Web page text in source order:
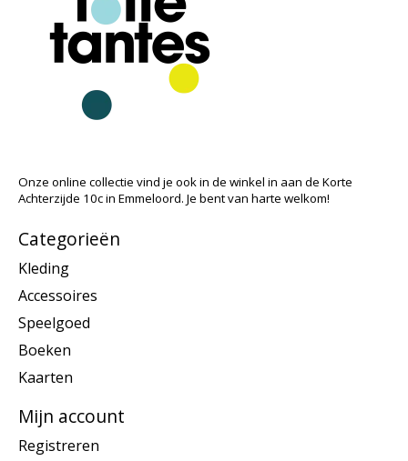
Onze online collectie vind je ook in de winkel in aan de Korte
Achterzijde 10c in Emmeloord. Je bent van harte welkom!
Categorieën
Kleding
Accessoires
Speelgoed
Boeken
Kaarten
Mijn account
Registreren